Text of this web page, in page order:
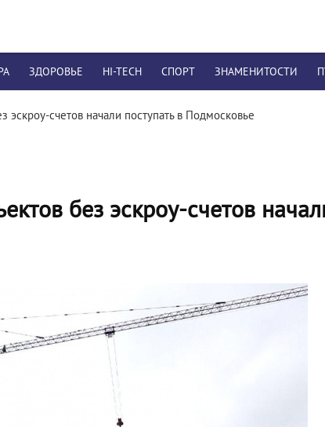
ЗДОРОВЬЕ HI-TECH СПОРТ ЗНАМЕНИТОСТИ
эскроу-счетов начали поступать в Подмосковье
без эскроу-счетов